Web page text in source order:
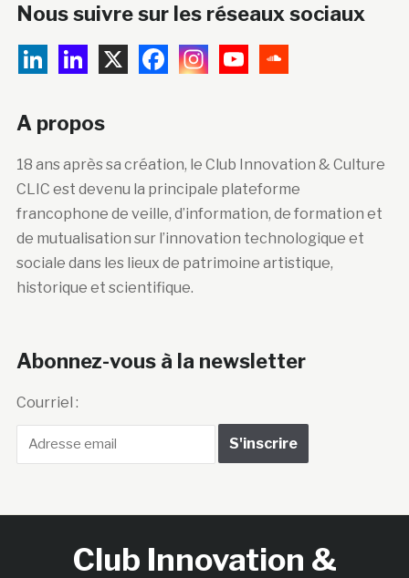
Nous suivre sur les réseaux sociaux
A propos
18 ans après sa création, le Club Innovation & Culture
CLIC est devenu la principale plateforme
francophone de veille, d’information, de formation et
de mutualisation sur l’innovation technologique et
sociale dans les lieux de patrimoine artistique,
historique et scientifique.
Abonnez-vous à la newsletter
Courriel :
Club Innovation &